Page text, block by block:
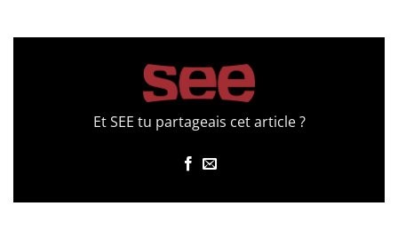
Et SEE tu partageais cet article ?